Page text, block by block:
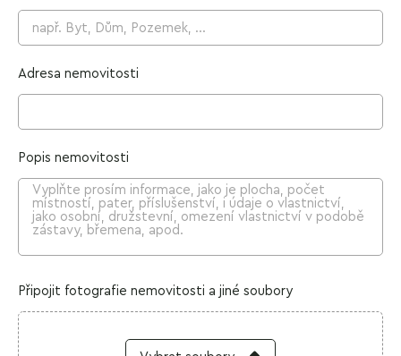
Adresa nemovitosti
Popis nemovitosti
Připojit fotografie nemovitosti a jiné soubory